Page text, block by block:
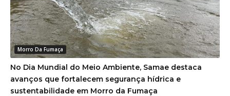
Morro Da Fumaça
No Dia Mundial do Meio Ambiente, Samae destaca
avanços que fortalecem segurança hídrica e
sustentabilidade em Morro da Fumaça